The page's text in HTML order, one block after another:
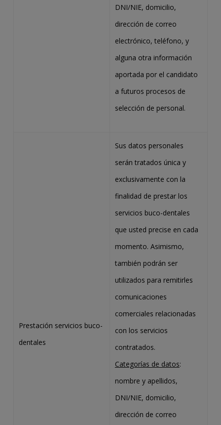
DNI/NIE, domicilio,
dirección de correo
electrónico, teléfono, y
alguna otra información
aportada por el candidato
a futuros procesos de
selección de personal.
Prestación servicios buco-
dentales
Sus datos personales
serán tratados única y
exclusivamente con la
finalidad de prestar los
servicios buco-dentales
que usted precise en cada
momento. Asimismo,
también podrán ser
utilizados para remitirles
comunicaciones
comerciales relacionadas
con los servicios
contratados.
Categorías de datos:
nombre y apellidos,
DNI/NIE, domicilio,
dirección de correo